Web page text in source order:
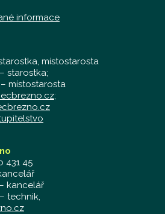
informace
místostarosta
starostka;
místostarosta
;
431 45
kancelář
technik,